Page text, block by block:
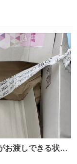
お渡しできる状況
行くとこの状態